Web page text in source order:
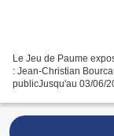
Le Jeu de Paume
: Jean-Christian
publicJusqu'au 03/06/